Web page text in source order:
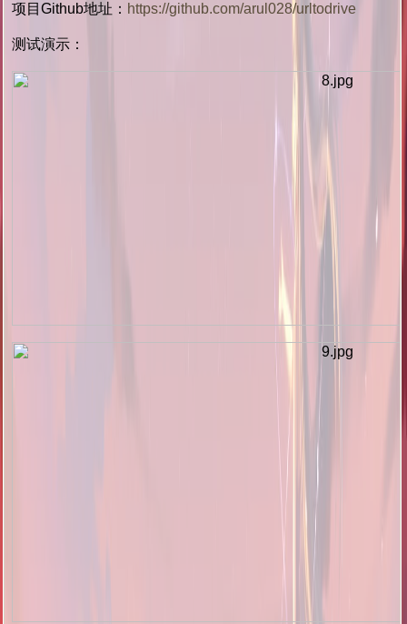
项目Github地址： https://github.com/arul028/urltodrive
测试演示：